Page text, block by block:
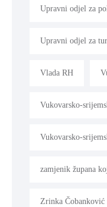
Upravni odjel za
Upravni odjel za
Vlada RH
Vukovarsko-
Vukovarsko-
zamjenik župana
Zrinka Čobanković